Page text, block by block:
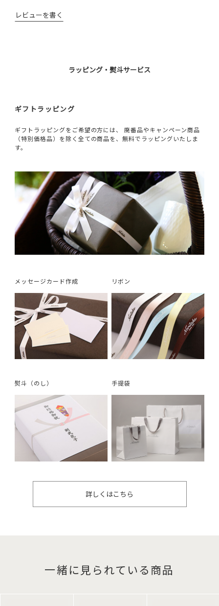
レビューを書く
ラッピング・熨斗サービス
ギフトラッピング
ギフトラッピングをご希望の方には、 廃番品やキャンペーン商品
（特別価格品）を除く全ての商品を、無料でラッピングいたしま
す。
メッセージカード作成 リボン
熨斗（のし） 手提袋
詳しくはこちら
一緒に見られている商品